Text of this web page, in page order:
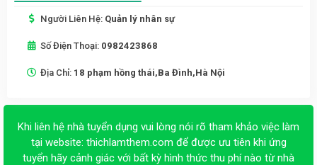
Người Liên Hệ: Quản lý nhân sự
Số Điện Thoại: 0982423868
Địa Chỉ: 18 phạm hồng thái,Ba Đình,Hà Nội
Khi liên hệ nhà tuyển dụng vui lòng nói rõ tham khảo việc làm
tại website: thichlamthem.com để được ưu tiên khi ứng
tuyển hãy cảnh giác với bất kỳ hình thức thu phí nào từ nhà